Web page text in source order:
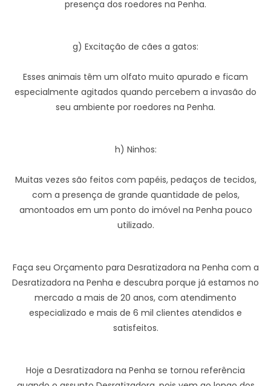
presença dos roedores na Penha.
g) Excitação de cães a gatos:
Esses animais têm um olfato muito apurado e ficam
especialmente agitados quando percebem a invasão do
seu ambiente por roedores na Penha.
h) Ninhos:
Muitas vezes são feitos com papéis, pedaços de tecidos,
com a presença de grande quantidade de pelos,
amontoados em um ponto do imóvel na Penha pouco
utilizado.
Faça seu Orçamento para Desratizadora na Penha com a
Desratizadora na Penha e descubra porque já estamos no
mercado a mais de 20 anos, com atendimento
especializado e mais de 6 mil clientes atendidos e
satisfeitos.
Hoje a Desratizadora na Penha se tornou referência